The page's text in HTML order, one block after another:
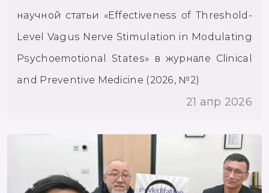
научной статьи «Effectiveness of Threshold-
Level Vagus Nerve Stimulation in Modulating
Psychoemotional States» в журнале Clinical
and Preventive Medicine (2026, №2)
21 апр 2026